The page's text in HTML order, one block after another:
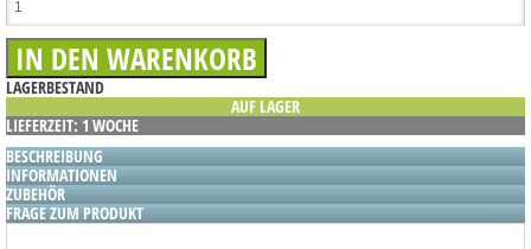
LAGERBESTAND
AUF LAGER
LIEFERZEIT: 1 WOCHE
BESCHREIBUNG
INFORMATIONEN
ZUBEHÖR
FRAGE ZUM PRODUKT